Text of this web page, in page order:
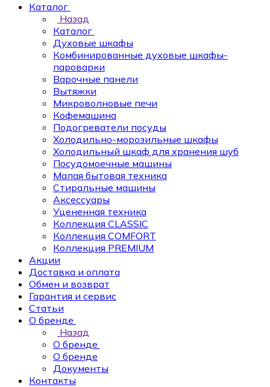
Каталог
Назад
Каталог
Духовые шкафы
Комбинированные духовые шкафы-
пароварки
Варочные панели
Вытяжки
Микроволновые печи
Кофемашина
Подогреватели посуды
Холодильно-морозильные шкафы
Холодильный шкаф для хранения шуб
Посудомоечные машины
Малая бытовая техника
Стиральные машины
Аксессуары
Уцененная техника
Коллекция CLASSIC
Коллекция COMFORT
Коллекция PREMIUM
Акции
Доставка и оплата
Обмен и возврат
Гарантия и сервис
Статьи
О бренде
Назад
О бренде
О бренде
Документы
Контакты